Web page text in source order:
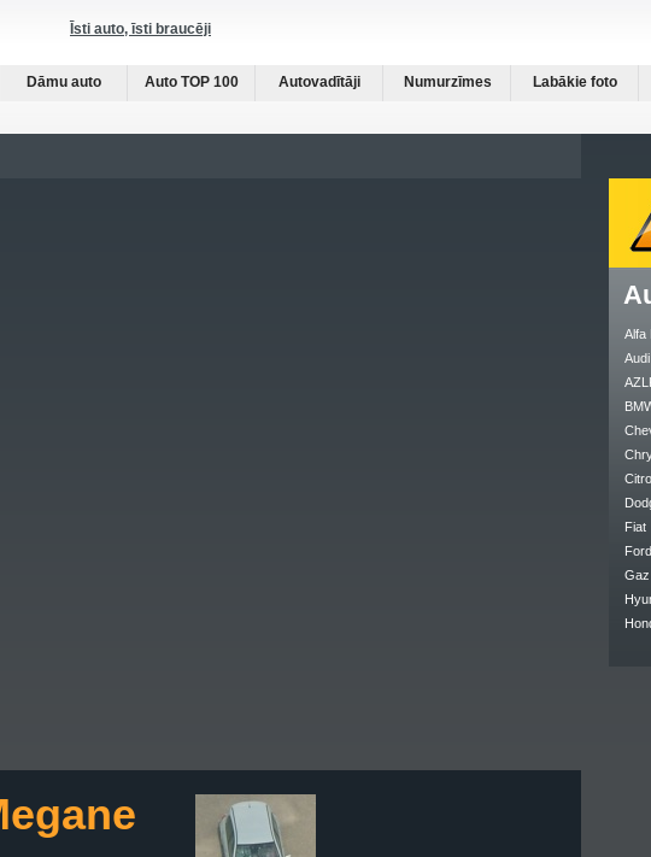
Īsti auto, īsti braucēji
Dāmu auto Auto TOP 100 Autovadītāji Numurzīmes Labākie foto
Alfa
Audi
Fiat
Ford
Gaz